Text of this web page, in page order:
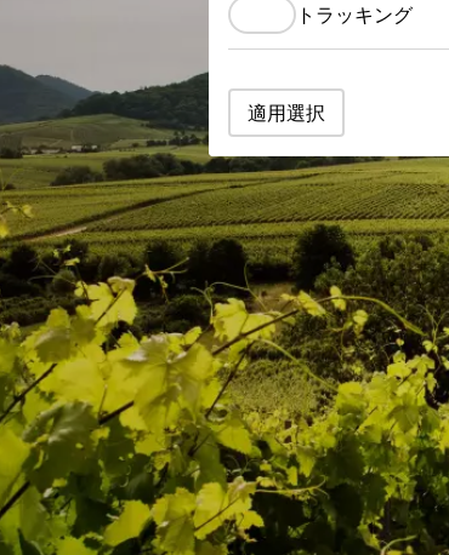
トラッキング
適用選択